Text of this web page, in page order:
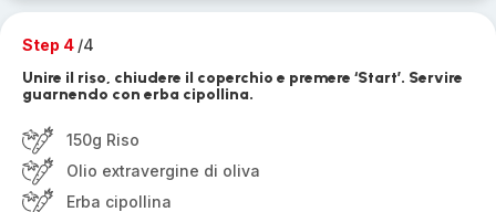
Step 4 /4
Unire il riso, chiudere il coperchio e premere ‘Start’. Servire
guarnendo con erba cipollina.
150g Riso
Olio extravergine di oliva
Erba cipollina